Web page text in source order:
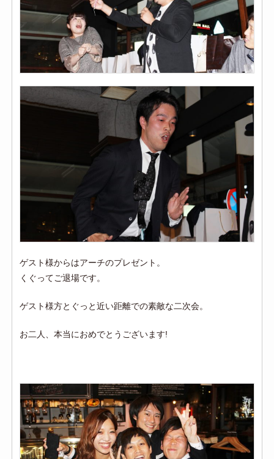
ゲスト様からはアーチのプレゼント。
くぐってご退場です。
ゲスト様方とぐっと近い距離での素敵な二次会。
お二人、本当におめでとうございます!